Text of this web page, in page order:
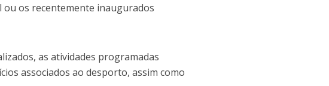
ou os recentemente inaugurados
as atividades programadas
associados ao desporto, assim como